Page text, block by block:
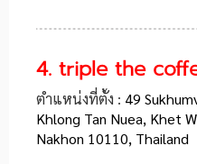
4. triple the
ตำแหน่งที่ตั้ง : 49
Khlong Tan Nuea, Khet
Nakhon 10110, Thailand